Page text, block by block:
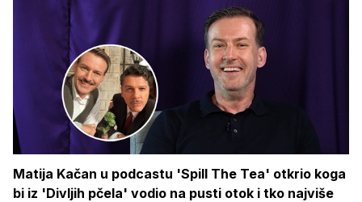
Matija Kačan u podcastu 'Spill The Tea' otkrio koga
bi iz 'Divljih pčela' vodio na pusti otok i tko najviše